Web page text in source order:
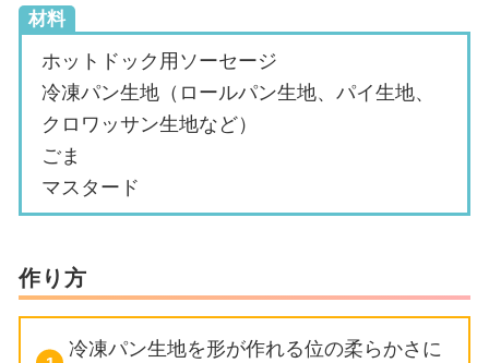
材料
ホットドック用ソーセージ
冷凍パン生地（ロールパン生地、パイ生地、
クロワッサン生地など）
ごま
マスタード
作り方
冷凍パン生地を形が作れる位の柔らかさに